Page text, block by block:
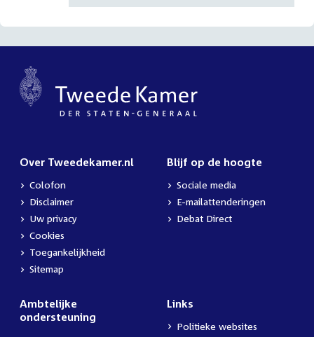
Over Tweedekamer.nl
Colofon
Disclaimer
Uw privacy
Cookies
Toegankelijkheid
Sitemap
Blijf op de hoogte
Sociale media
E-mailattenderingen
Debat Direct
Ambtelijke
ondersteuning
Links
Politieke websites